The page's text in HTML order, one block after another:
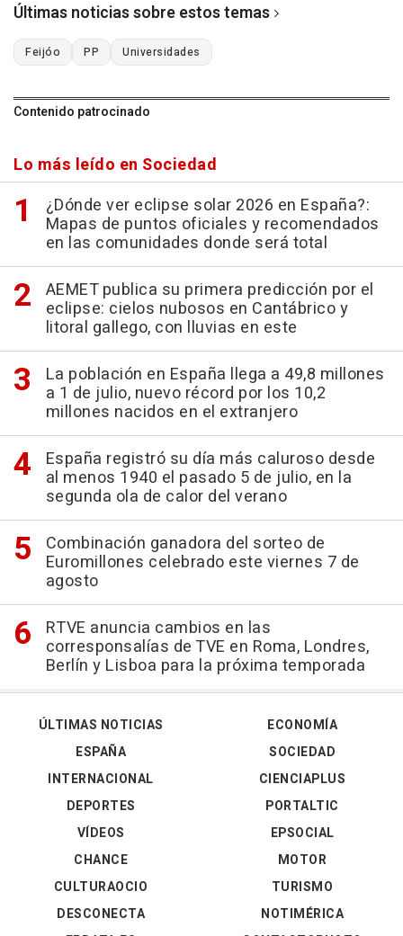
Últimas noticias sobre estos temas
Feijóo PP Universidades
Contenido patrocinado
Lo más leído en Sociedad
¿Dónde ver eclipse solar 2026 en España?:
Mapas de puntos oficiales y recomendados
en las comunidades donde será total
AEMET publica su primera predicción por el
eclipse: cielos nubosos en Cantábrico y
litoral gallego, con lluvias en este
La población en España llega a 49,8 millones
a 1 de julio, nuevo récord por los 10,2
millones nacidos en el extranjero
España registró su día más caluroso desde
al menos 1940 el pasado 5 de julio, en la
segunda ola de calor del verano
Combinación ganadora del sorteo de
Euromillones celebrado este viernes 7 de
agosto
RTVE anuncia cambios en las
corresponsalías de TVE en Roma, Londres,
Berlín y Lisboa para la próxima temporada
ÚLTIMAS NOTICIAS
ESPAÑA
INTERNACIONAL
DEPORTES
VÍDEOS
ECONOMÍA
SOCIEDAD
CIENCIAPLUS
PORTALTIC
EPSOCIAL
CHANCE
CULTURAOCIO
DESCONECTA
MOTOR
TURISMO
NOTIMÉRICA